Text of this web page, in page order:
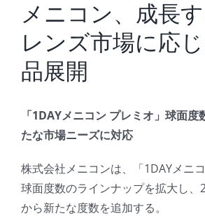
メニコン、成長
レンズ市場に応
品展開
「1DAYメニコン プレミオ」球面
たな市場ニーズに対応
株式会社メニコンは、「1DAYメニ
球面度数のラインナップを拡大し、
から新たな度数を追加する。